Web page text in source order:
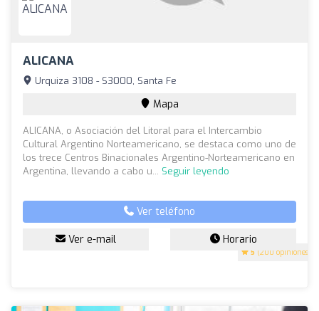
ALICANA
5 (200 opiniones)
Urquiza 3108 - S3000, Santa Fe
Mapa
ALICANA, o Asociación del Litoral para el Intercambio
Cultural Argentino Norteamericano, se destaca como uno de
los trece Centros Binacionales Argentino-Norteamericano en
Argentina, llevando a cabo u... Seguir leyendo
Ver teléfono
Ver e-mail Horario